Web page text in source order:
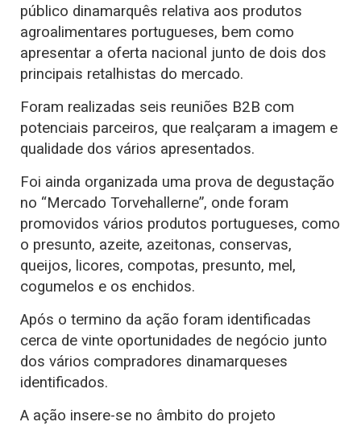
público dinamarquês relativa aos produtos
agroalimentares portugueses, bem como
apresentar a oferta nacional junto de dois dos
principais retalhistas do mercado.
Foram realizadas seis reuniões B2B com
potenciais parceiros, que realçaram a imagem e
qualidade dos vários apresentados.
Foi ainda organizada uma prova de degustação
no “Mercado Torvehallerne”, onde foram
promovidos vários produtos portugueses, como
o presunto, azeite, azeitonas, conservas,
queijos, licores, compotas, presunto, mel,
cogumelos e os enchidos.
Após o termino da ação foram identificadas
cerca de vinte oportunidades de negócio junto
dos vários compradores dinamarqueses
identificados.
A ação insere-se no âmbito do projeto